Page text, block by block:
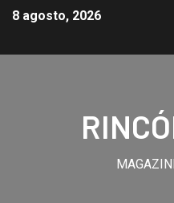
8 agosto, 2026